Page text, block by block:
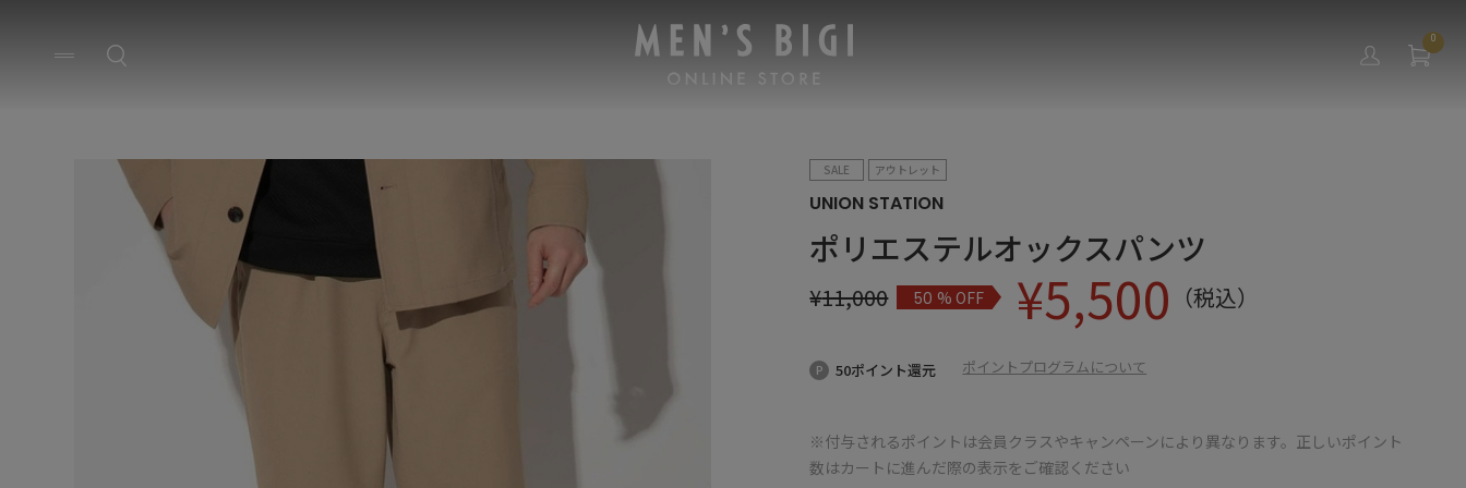
0
SALE アウトレット
UNION STATION
ポリエステルオックスパンツ
¥11,000 50% OFF ¥5,500 （税込）
50ポイント還元 ポイントプログラムについて
※付与されるポイントは会員クラスやキャンペーンにより異なります。正しいポイント
数はカートに進んだ際の表示をご確認ください